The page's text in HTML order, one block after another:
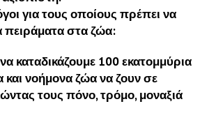
για τους οποίους πρέπει να
πειράματα στα ζώα:
καταδικάζουμε 100 εκατομμύρια
και νοήμονα ζώα να ζουν σε
τους πόνο, τρόμο, μοναξιά